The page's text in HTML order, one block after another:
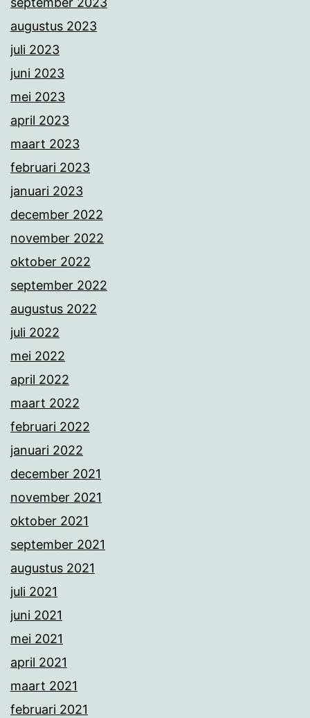
augustus 2023
juli 2023
juni 2023
mei 2023
april 2023
maart 2023
februari 2023
januari 2023
december 2022
november 2022
oktober 2022
september 2022
augustus 2022
juli 2022
mei 2022
april 2022
maart 2022
februari 2022
januari 2022
december 2021
november 2021
oktober 2021
september 2021
augustus 2021
juli 2021
juni 2021
mei 2021
april 2021
maart 2021
februari 2021